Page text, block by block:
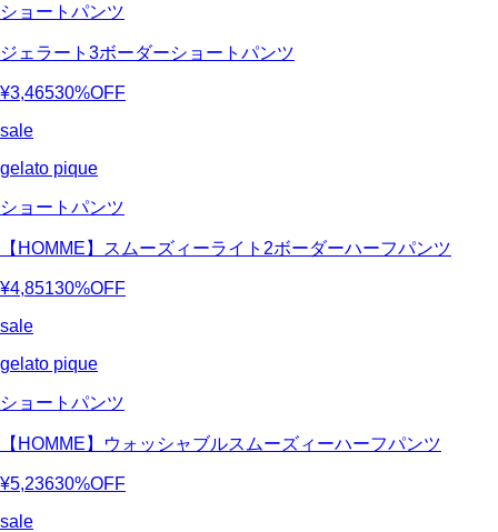
ショートパンツ
ジェラート3ボーダーショートパンツ
¥3,46530%OFF
sale
gelato pique
ショートパンツ
【HOMME】スムーズィーライト2ボーダーハーフパンツ
¥4,85130%OFF
sale
gelato pique
ショートパンツ
【HOMME】ウォッシャブルスムーズィーハーフパンツ
¥5,23630%OFF
sale